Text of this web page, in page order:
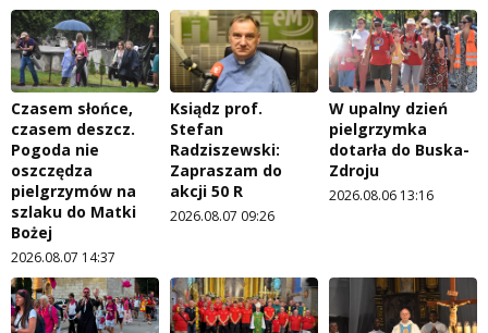
Czasem słońce,
czasem deszcz.
Pogoda nie
oszczędza
pielgrzymów na
szlaku do Matki
Bożej
2026.08.07 14:37
Ksiądz prof.
Stefan
Radziszewski:
Zapraszam do
akcji 50 R
2026.08.07 09:26
W upalny dzień
pielgrzymka
dotarła do Buska-
Zdroju
2026.08.06 13:16